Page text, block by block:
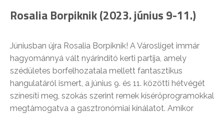
Rosalia Borpiknik (2023. június 9-11.)
Júniusban újra Rosalia Borpiknik! A Városliget immár
hagyománnyá vált nyárindító kerti partija, amely
szédületes borfelhozatala mellett fantasztikus
hangulatáról ismert, a június 9. és 11. közötti hétvégét
színesíti meg, szokás szerint remek kísérőprogramokkal
megtámogatva a gasztronómiai kínálatot. Amikor